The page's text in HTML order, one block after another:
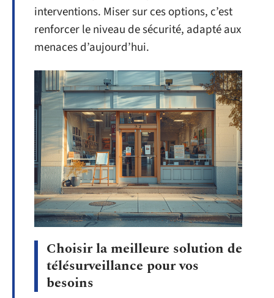
interventions. Miser sur ces options, c’est
renforcer le niveau de sécurité, adapté aux
menaces d’aujourd’hui.
Choisir la meilleure solution de
télésurveillance pour vos
besoins